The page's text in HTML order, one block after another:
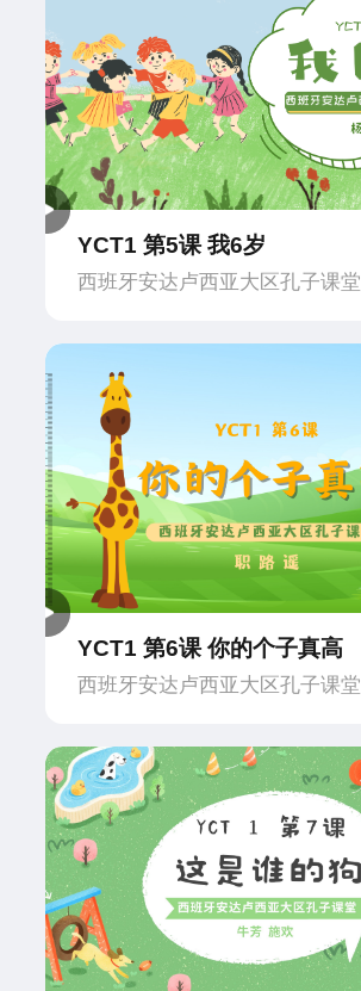
YCT1 第5课 我6岁
西班牙安达卢西亚大区孔子课堂
YCT1 第6课 你的个子真高
西班牙安达卢西亚大区孔子课堂